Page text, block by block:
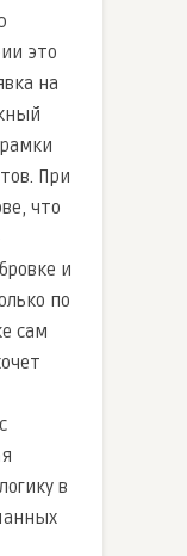
это
на
При
что
и
по
сам
в